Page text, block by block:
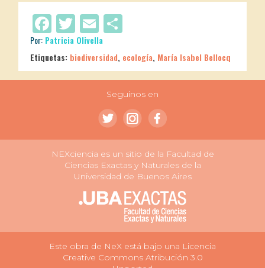
Facebook
Twitter
Email
Por: Patricia Olivella
Etiquetas: biodiversidad, ecología, María Isabel Bellocq
Seguinos en
NEXciencia es un sitio de la Facultad de
Ciencias Exactas y Naturales de la
Universidad de Buenos Aires
Este obra de NeX está bajo una Licencia
Creative Commons Atribución 3.0